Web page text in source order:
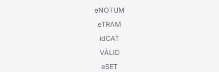
eNOTUM
eTRAM
idCAT
VÀLID
eSET